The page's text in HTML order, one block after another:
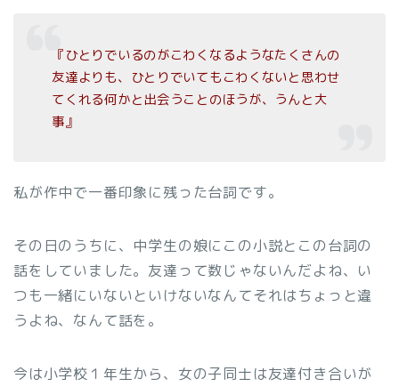
『ひとりでいるのがこわくなるようなたくさんの
友達よりも、ひとりでいてもこわくないと思わせ
てくれる何かと出会うことのほうが、うんと大
事』
私が作中で一番印象に残った台詞です。
その日のうちに、中学生の娘にこの小説とこの台詞の
話をしていました。友達って数じゃないんだよね、い
つも一緒にいないといけないなんてそれはちょっと違
うよね、なんて話を。
今は小学校１年生から、女の子同士は友達付き合いが